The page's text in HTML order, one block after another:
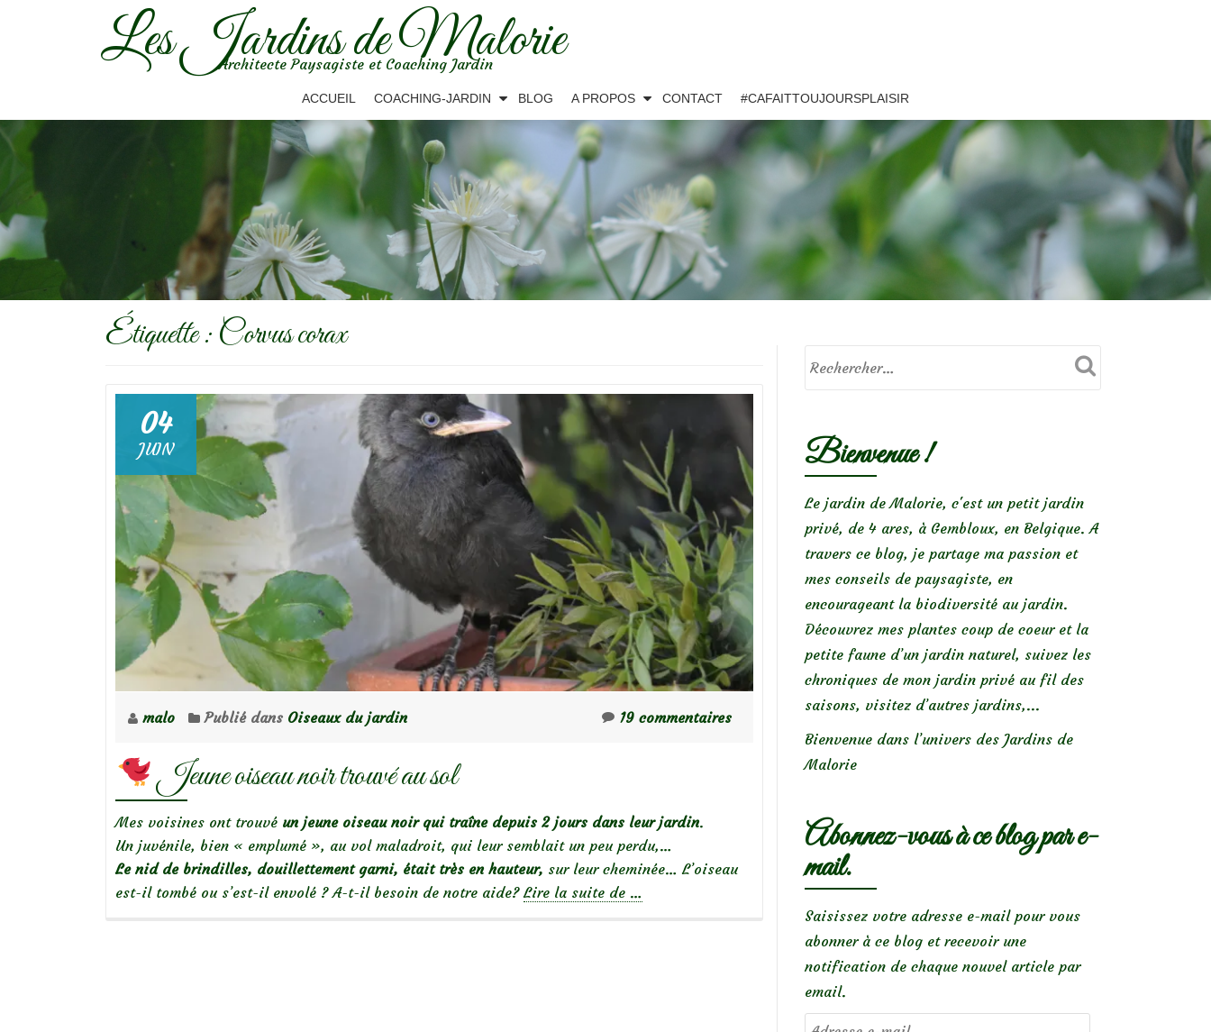
Les Jardins de Malorie
Architecte Paysagiste et Coaching Jardin
ACCUEIL COACHING-JARDIN BLOG A PROPOS CONTACT #CAFAITTOUJOURSPLAISIR
Étiquette : Corvus corax
04
JUIN
malo Publié dans Oiseaux du jardin 19 commentaires
Jeune oiseau noir trouvé au sol
Mes voisines ont trouvé un jeune oiseau noir qui traîne depuis 2 jours dans leur jardin.
Un juvénile, bien « emplumé », au vol maladroit, qui leur semblait un peu perdu,…
Le nid de brindilles, douillettement garni, était très en hauteur, sur leur cheminée… L’oiseau
est-il tombé ou s’est-il envolé ? A-t-il besoin de notre aide? Lire la suite de à
…
Bienvenue !
Le jardin de Malorie, c'est un petit jardin
privé, de 4 ares, à Gembloux, en Belgique. A
travers ce blog, je partage ma passion et
mes conseils de paysagiste, en
encourageant la biodiversité au jardin.
Découvrez mes plantes coup de coeur et la
petite faune d’un jardin naturel, suivez les
chroniques de mon jardin privé au fil des
saisons, visitez d’autres jardins,...
Bienvenue dans l’univers des Jardins de
Malorie
Abonnez-vous à ce blog par e-
mail.
Saisissez votre adresse e-mail pour vous
abonner à ce blog et recevoir une
notification de chaque nouvel article par
email.
Adresse